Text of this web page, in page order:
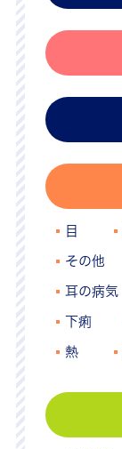
目
その他
耳の病気
下痢
熱